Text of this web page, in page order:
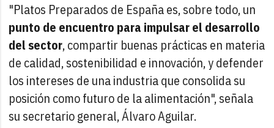
"Platos Preparados de España es, sobre todo, un
punto de encuentro para impulsar el desarrollo
del sector, compartir buenas prácticas en materia
de calidad, sostenibilidad e innovación, y defender
los intereses de una industria que consolida su
posición como futuro de la alimentación", señala
su secretario general, Álvaro Aguilar.